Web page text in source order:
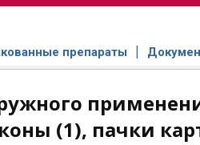
препараты
(1), пачки